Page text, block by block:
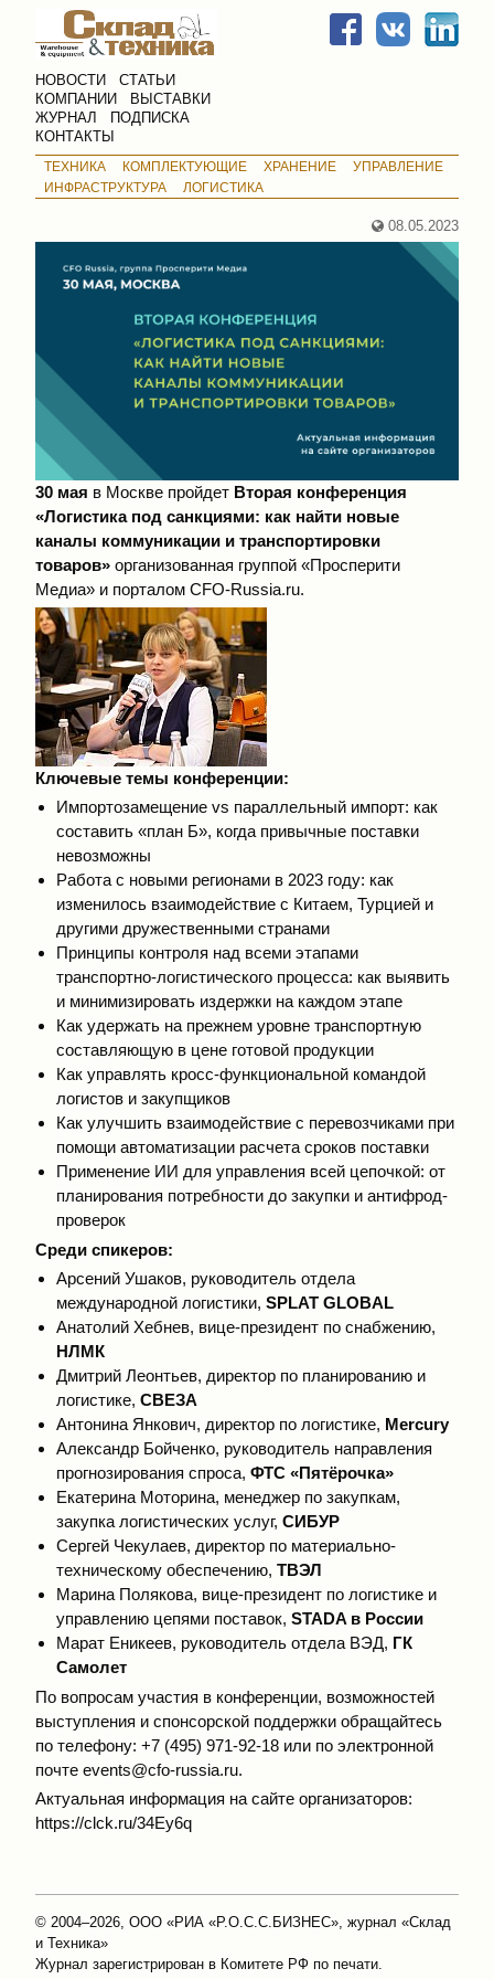
НОВОСТИ
СТАТЬИ
КОМПАНИИ
ВЫСТАВКИ
ЖУРНАЛ
ПОДПИСКА
КОНТАКТЫ
ТЕХНИКА КОМПЛЕКТУЮЩИЕ ХРАНЕНИЕ
УПРАВЛЕНИЕ
ИНФРАСТРУКТУРА
ЛОГИСТИКА
08.05.2023
30 мая в Москве пройдет Вторая конференция
«Логистика под санкциями: как найти новые
каналы коммуникации и транспортировки
товаров» организованная группой «Просперити
Медиа» и порталом CFO-Russia.ru.
Ключевые темы конференции:
Импортозамещение vs параллельный импорт: как
составить «план Б», когда привычные поставки
невозможны
Работа с новыми регионами в 2023 году: как
изменилось взаимодействие с Китаем, Турцией и
другими дружественными странами
Принципы контроля над всеми этапами
транспортно-логистического процесса: как выявить
и минимизировать издержки на каждом этапе
Как удержать на прежнем уровне транспортную
составляющую в цене готовой продукции
Как управлять кросс-функциональной командой
логистов и закупщиков
Как улучшить взаимодействие с перевозчиками при
помощи автоматизации расчета сроков поставки
Применение ИИ для управления всей цепочкой: от
планирования потребности до закупки и антифрод-
проверок
Среди спикеров:
Арсений Ушаков, руководитель отдела
международной логистики, SPLAT GLOBAL
Анатолий Хебнев, вице-президент по снабжению,
НЛМК
Дмитрий Леонтьев, директор по планированию и
логистике, СВЕЗА
Антонина Янкович, директор по логистике, Mercury
Александр Бойченко, руководитель направления
прогнозирования спроса, ФТС «Пятёрочка»
Екатерина Моторина, менеджер по закупкам,
закупка логистических услуг, СИБУР
Сергей Чекулаев, директор по материально-
техническому обеспечению, ТВЭЛ
Марина Полякова, вице-президент по логистике и
управлению цепями поставок, STADA в России
Марат Еникеев, руководитель отдела ВЭД, ГК
Самолет
По вопросам участия в конференции, возможностей
выступления и спонсорской поддержки обращайтесь
по телефону: +7 (495) 971-92-18 или по электронной
почте events@cfo-russia.ru.
Актуальная информация на сайте организаторов:
https://clck.ru/34Ey6q
© 2004–2026, ООО «РИА «Р.О.С.С.БИЗНЕС», журнал «Склад
и Техника»
Журнал зарегистрирован в Комитете РФ по печати.